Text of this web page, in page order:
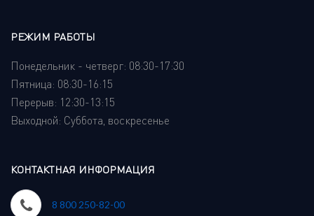
РЕЖИМ РАБОТЫ
Понедельник - четверг: 08:30-17:30
Пятница: 08:30-16:15
Перерыв: 12:30-13:15
Выходной: Суббота, воскресенье
КОНТАКТНАЯ ИНФОРМАЦИЯ
8 800 250-82-00